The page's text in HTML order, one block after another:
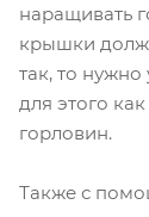
наращивать
крышки
так, то нужно
для этого
горловин.
Также с